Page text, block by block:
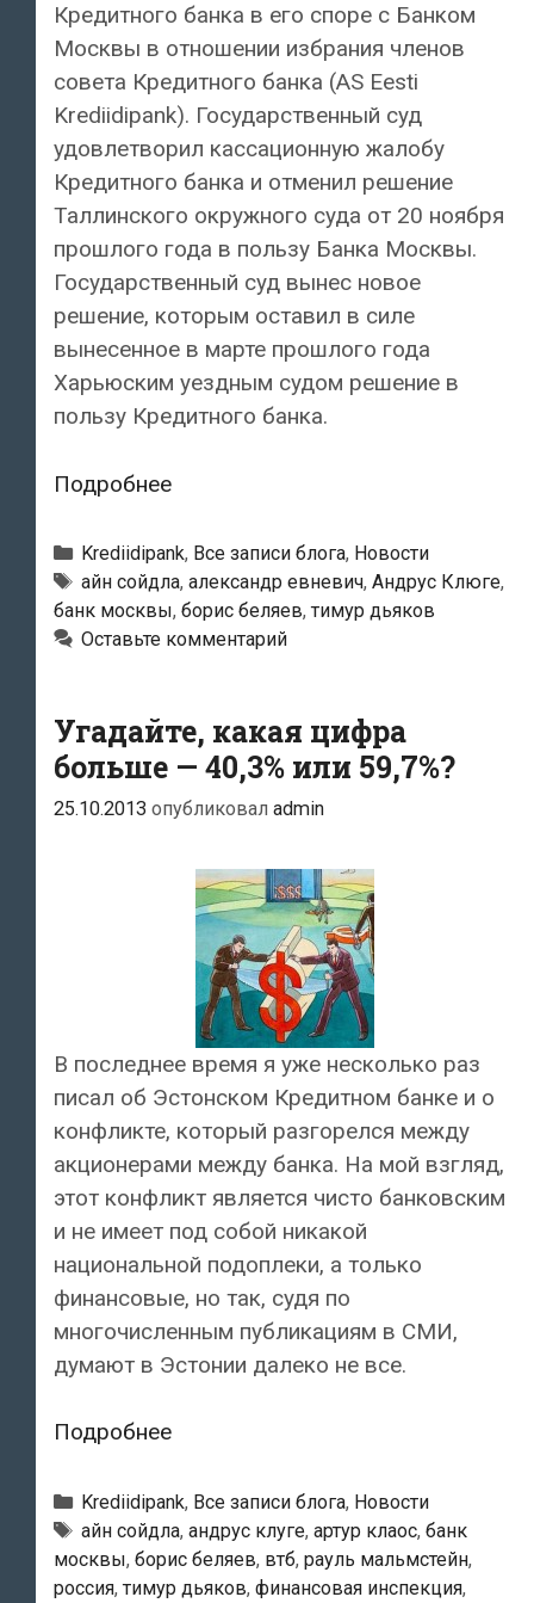
Кредитного банка в его споре с Банком
Москвы в отношении избрания членов
совета Кредитного банка (AS Eesti
Krediidipank). Государственный суд
удовлетворил кассационную жалобу
Кредитного банка и отменил решение
Таллинского окружного суда от 20 ноября
прошлого года в пользу Банка Москвы.
Государственный суд вынес новое
решение, которым оставил в силе
вынесенное в марте прошлого года
Харьюским уездным судом решение в
пользу Кредитного банка.
ПодробнееКредитный
одержал
окончательную
победу
в
Банком
Москвы
Рубрики
Krediidipank, Все записи блога, Новости
Тэги
айн сойдла, александр евневич, Андрус Клюге,
банк москвы, борис беляев,тимур дьяков
Оставьте комментарий
Угадайте, какая цифра
больше — 40,3% или 59,7%?
25.10.2013 опубликовал admin
В последнее время я уже несколько раз
писал об Эстонском Кредитном банке и о
конфликте, который разгорелся между
акционерами между банка. На мой взгляд,
этот конфликт является чисто банковским
и не имеет под собой никакой
национальной подоплеки, а только
финансовые, но так, судя по
многочисленным публикациям в СМИ,
думают в Эстонии далеко не все.
ПодробнееУгадайте,
цифра
больше
—
Рубрики
Krediidipank, Все записи блога, Новости
Тэги
айн сойдла, андрус клуге, артур клаос, банк
москвы, борис беляев, втб, рауль мальмстейн,
россия,тимур дьяков, финансовая инспекция,